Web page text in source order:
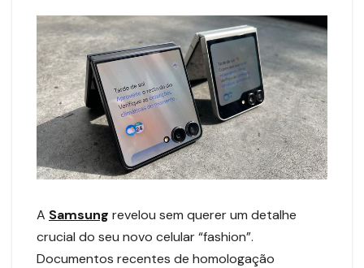
A Samsung revelou sem querer um detalhe
crucial do seu novo celular “fashion”.
Documentos recentes de homologação